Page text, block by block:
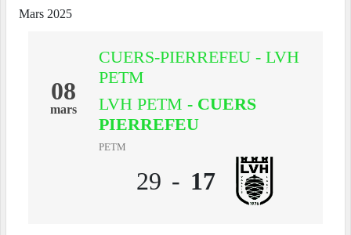
Mars 2025
08
mars
CUERS-PIERREFEU - LVH
PETM
LVH PETM - CUERS
PIERREFEU
PETM
29 - 17